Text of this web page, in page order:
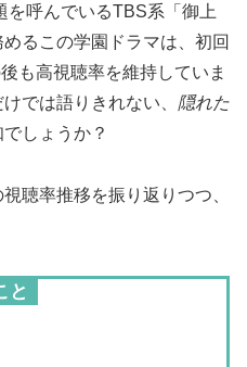
を呼んでいるTBS系「御上
るこの学園ドラマは、初回
も高視聴率を維持していま
では語りきれない、 隠れた
しょうか？
聴率推移を振り返りつつ、
と